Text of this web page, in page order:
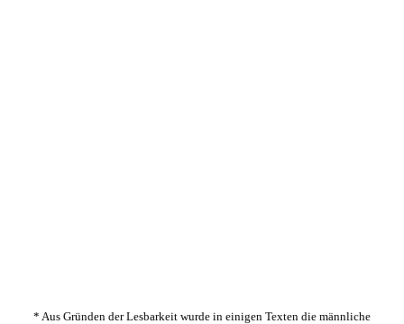
* Aus Gründen der Lesbarkeit wurde in einigen Texten die männliche